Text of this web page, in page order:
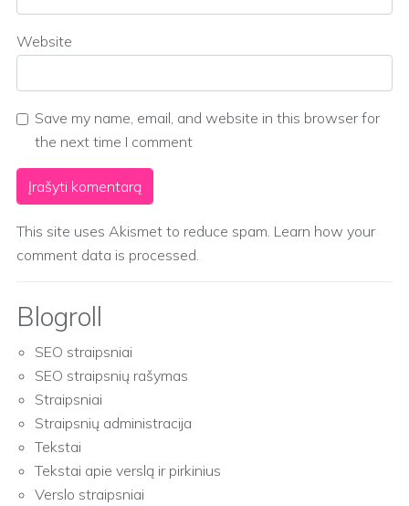
Website
Save my name, email, and website in this browser for
the next time I comment
This site uses Akismet to reduce spam. Learn how your
comment data is processed.
Blogroll
SEO straipsniai
SEO straipsnių rašymas
Straipsniai
Straipsnių administracija
Tekstai
Tekstai apie verslą ir pirkinius
Verslo straipsniai